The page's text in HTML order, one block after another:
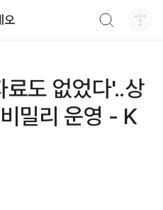
오
도 없었다'..상
밀리 운영 - K